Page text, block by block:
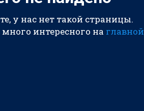
у нас нет такой страницы.
много интересного на главной